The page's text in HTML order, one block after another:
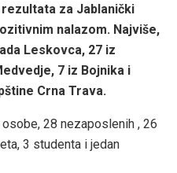
za Jablanički
nalazom. Najviše,
Leskovca, 27 iz
7 iz Bojnika i
Crna Trava.
28 nezaposlenih , 26
3 studenta i jedan